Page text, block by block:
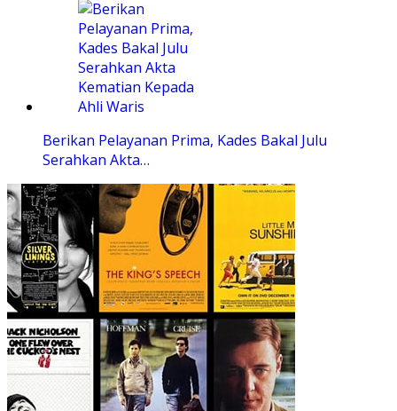
Berikan Pelayanan Prima, Kades Bakal Julu
Serahkan Akta…